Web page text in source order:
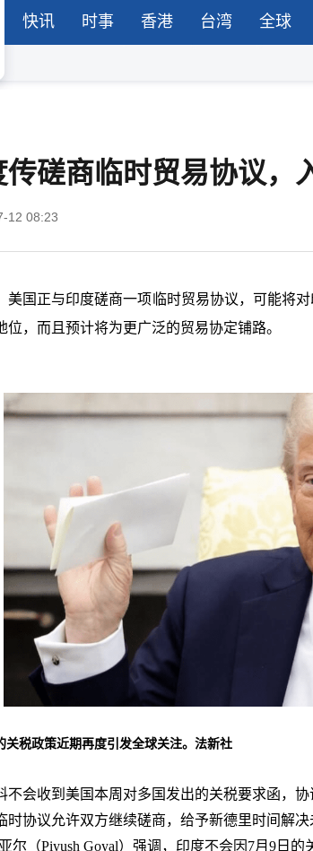
快讯 时事 香港 台湾 全球
传磋商临时贸易协议，
12 08:23
美国正与印度磋商一项临时贸易协议，可能将
位，而且预计将为更广泛的贸易协定铺路。
税政策近期再度引发全球关注。法新社
不会收到美国本周对多国发出的关税要求函，
时协议允许双方继续磋商，给予新德里时间解
尔（Piyush Goyal）强调，印度不会因7月9日